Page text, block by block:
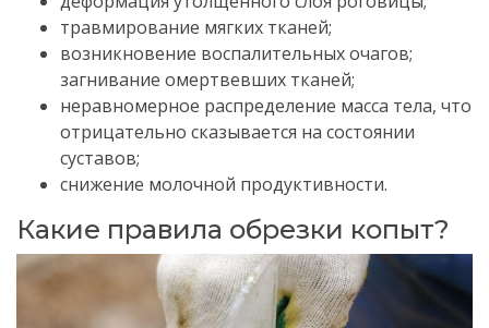
травмирование мягких тканей;
возникновение воспалительных очагов;
загнивание омертвевших тканей;
неравномерное распределение масса тела, что
отрицательно сказывается на состоянии
суставов;
снижение молочной продуктивности.
Какие правила обрезки копыт?